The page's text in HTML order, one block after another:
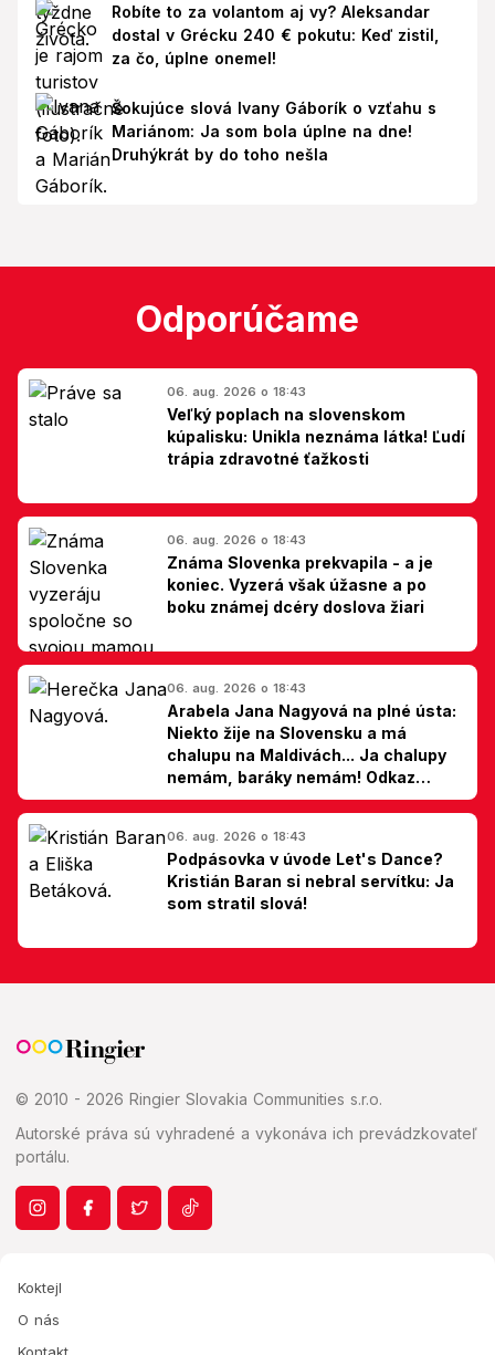
Robíte to za volantom aj vy? Aleksandar
dostal v Grécku 240 € pokutu: Keď zistil,
za čo, úplne onemel!
Šokujúce slová Ivany Gáborík o vzťahu s
Mariánom: Ja som bola úplne na dne!
Druhýkrát by do toho nešla
Odporúčame
06. aug. 2026 o 18:43
Veľký poplach na slovenskom
kúpalisku: Unikla neznáma látka! Ľudí
trápia zdravotné ťažkosti
06. aug. 2026 o 18:43
Známa Slovenka prekvapila - a je
koniec. Vyzerá však úžasne a po
boku známej dcéry doslova žiari
06. aug. 2026 o 18:43
Arabela Jana Nagyová na plné ústa:
Niekto žije na Slovensku a má
chalupu na Maldivách... Ja chalupy
nemám, baráky nemám! Odkaz
Slovákom
06. aug. 2026 o 18:43
Podpásovka v úvode Let's Dance?
Kristián Baran si nebral servítku: Ja
som stratil slová!
© 2010 - 2026 Ringier Slovakia Communities s.r.o.
Autorské práva sú vyhradené a vykonáva ich prevádzkovateľ
portálu.
Koktejl
O nás
Kontakt